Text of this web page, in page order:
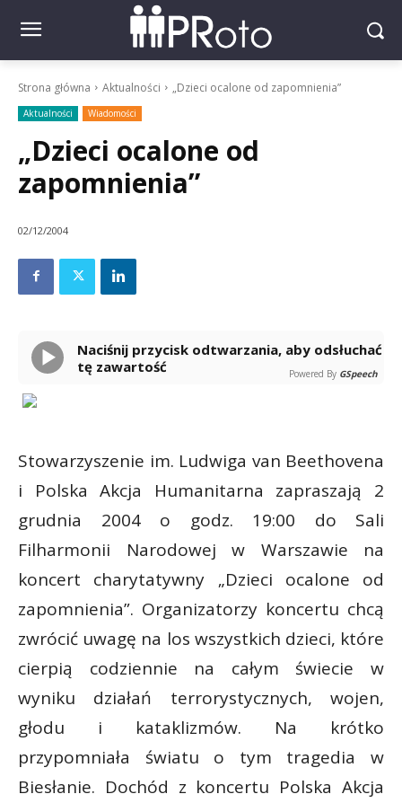
Strona główna Aktualności „Dzieci ocalone od zapomnienia”
Aktualności Wiadomości
„Dzieci ocalone od
zapomnienia”
02/12/2004
Naciśnij przycisk odtwarzania, aby odsłuchać
tę zawartość
Powered By GSpeech
Stowarzyszenie im. Ludwiga van Beethovena
i Polska Akcja Humanitarna zapraszają 2
grudnia 2004 o godz. 19:00 do Sali
Filharmonii Narodowej w Warszawie na
koncert charytatywny „Dzieci ocalone od
zapomnienia”. Organizatorzy koncertu chcą
zwrócić uwagę na los wszystkich dzieci, które
cierpią codziennie na całym świecie w
wyniku działań terrorystycznych, wojen,
głodu i kataklizmów. Na krótko
przypomniała światu o tym tragedia w
Biesłanie. Dochód z koncertu Polska Akcja